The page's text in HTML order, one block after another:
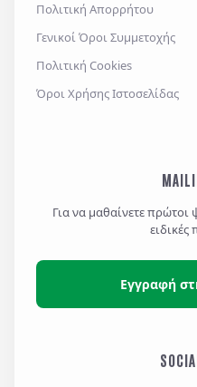
Πολιτική Απορρήτου
Γενικοί Όροι Συμμετοχής
Πολιτική Cookies
Όροι Χρήσης Ιστοσελίδας
Για να μαθαίνετε
Εγγραφή